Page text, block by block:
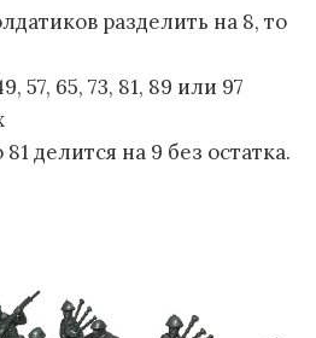
разделить на 8, то
57, 65, 73, 81, 89 или 97
делится на 9 без остатка.